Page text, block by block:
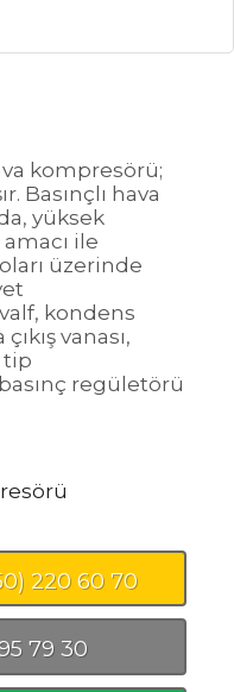
kompresörü;
Basınçlı hava
yüksek
ile
üzerinde
kondens
vanası,
tip
regületörü
220 60 70
79 30